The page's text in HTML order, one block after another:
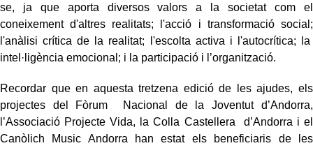
se, ja que aporta diversos valors a la societat com el
coneixement d'altres realitats; l'acció i transformació social;
l'anàlisi crítica de la realitat; l'escolta activa i l'autocrítica; la
intel·ligència emocional; i la participació i l’organització.
Recordar que en aquesta tretzena edició de les ajudes, els
projectes del Fòrum Nacional de la Joventut d’Andorra,
l’Associació Projecte Vida, la Colla Castellera d’Andorra i el
Canòlich Music Andorra han estat els beneficiaris de les